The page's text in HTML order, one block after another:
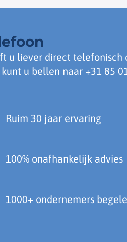
u liever direct telefonisch
kunt u bellen naar +31 85
Ruim 30 jaar ervaring
100% onafhankelijk advies
1000+ ondernemers